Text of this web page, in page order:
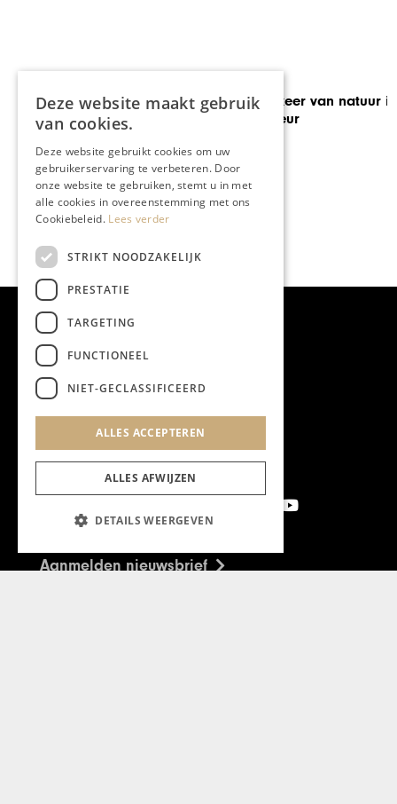
De terugkeer van natuur in
Aanmelden nieuwsbrief
Deze website maakt gebruik
van cookies.
Deze website gebruikt cookies om uw
gebruikerservaring te verbeteren. Door
onze website te gebruiken, stemt u in met
alle cookies in overeenstemming met ons
Cookiebeleid. Lees verder
STRIKT NOODZAKELIJK
PRESTATIE
TARGETING
FUNCTIONEEL
NIET-GECLASSIFICEERD
ALLES ACCEPTEREN
ALLES AFWIJZEN
DETAILS WEERGEVEN